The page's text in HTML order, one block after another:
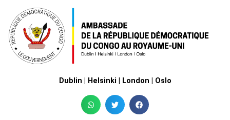
Dublin | Helsinki | London | Oslo